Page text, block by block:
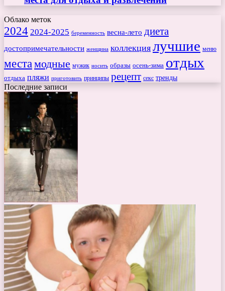
Облако меток
2024 2024-2025 беременность весна-лето диета
достопримечательности женщина коллекция лучшие меню
места модные мужик носить образы осень-зима отдых
отдыха пляжи приготовить принципы рецепт секс тренды
Последние записи